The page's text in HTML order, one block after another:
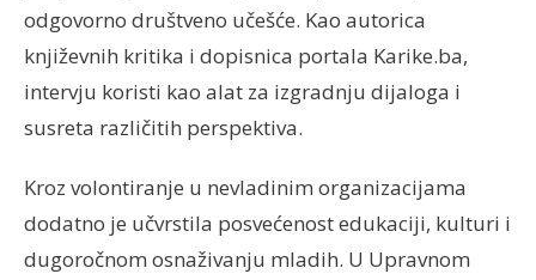
odgovorno društveno učešće. Kao autorica
književnih kritika i dopisnica portala Karike.ba,
intervju koristi kao alat za izgradnju dijaloga i
susreta različitih perspektiva.
Kroz volontiranje u nevladinim organizacijama
dodatno je učvrstila posvećenost edukaciji, kulturi i
dugoročnom osnaživanju mladih. U Upravnom